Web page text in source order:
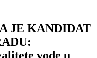
JE KANDIDAT
vode u